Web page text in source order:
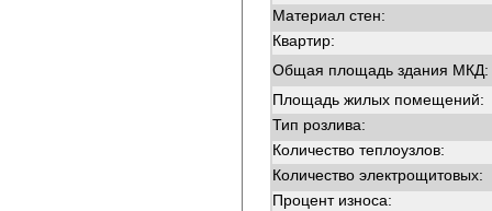
Материал стен:
Квартир:
Общая площадь здания МКД:
Площадь жилых помещений:
Тип розлива:
Количество теплоузлов:
Количество электрощитовых:
Процент износа: